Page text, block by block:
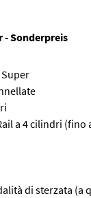
- Sonderpreis
a 4 cilindri (fino
di sterzata